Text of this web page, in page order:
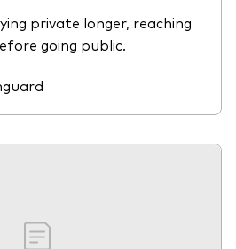
private longer, reaching
going public.